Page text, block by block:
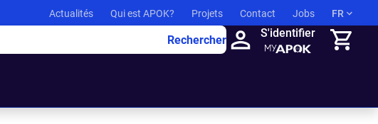
Actualités Qui est APOK? Projets Contact Jobs FR
Rechercher
S'identifier